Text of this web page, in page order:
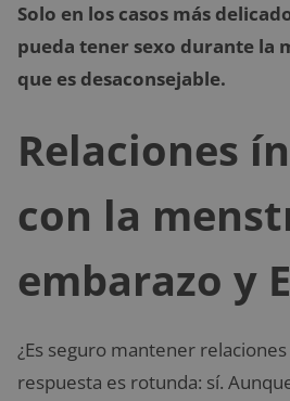
Solo en los casos más
pueda tener sexo durante la
que es desaconsejable.
Relaciones
con la
embarazo y
¿Es seguro mantener
respuesta es rotunda: sí.